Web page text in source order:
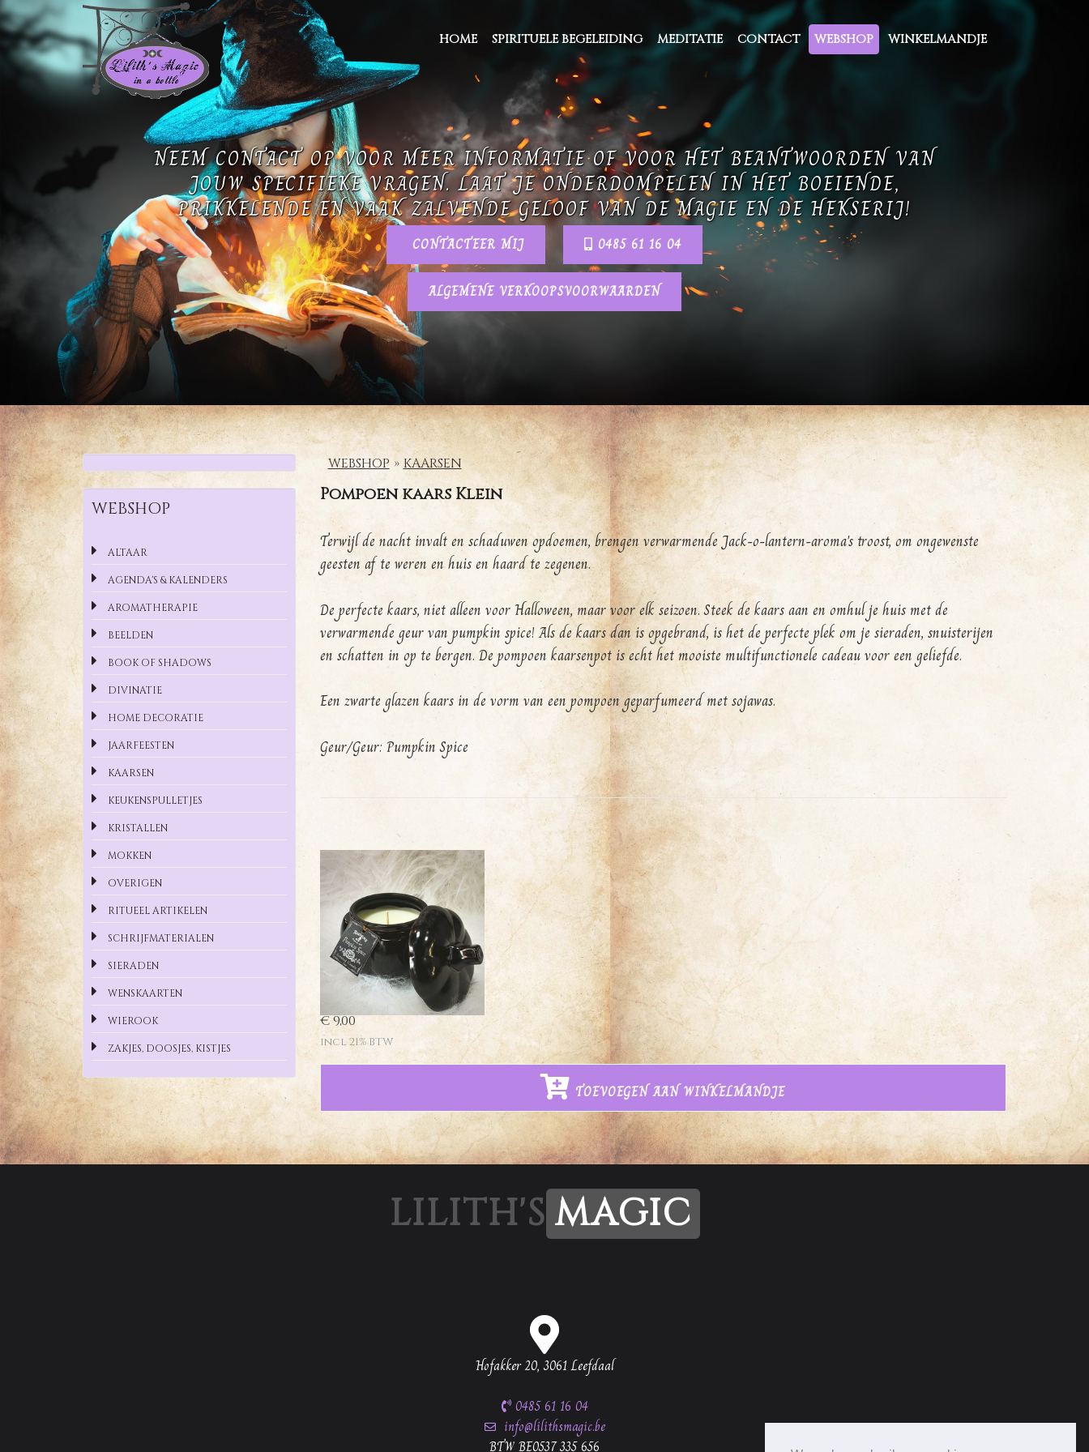
HOME SPIRITUELE BEGELEIDING MEDITATIE CONTACT WEBSHOP WINKELMANDJE
NEEM CONTACT OP VOOR MEER INFORMATIE OF VOOR HET BEANTWOORDEN VAN
JOUW SPECIFIEKE VRAGEN. LAAT JE ONDERDOMPELEN IN HET BOEIENDE,
PRIKKELENDE EN VAAK ZALVENDE GELOOF VAN DE MAGIE EN DE HEKSERIJ!
CONTACTEER MIJ 0485 61 16 04
ALGEMENE VERKOOPSVOORWAARDEN
WEBSHOP KAARSEN
Pompoen kaars Klein
Terwijl de nacht invalt en schaduwen opdoemen, brengen verwarmende Jack-o-lantern-aroma's troost, om ongewenste
geesten af te weren en huis en haard te zegenen.
De perfecte kaars, niet alleen voor Halloween, maar voor elk seizoen. Steek de kaars aan en omhul je huis met de
verwarmende geur van pumpkin spice! Als de kaars dan is opgebrand, is het de perfecte plek om je sieraden, snuisterijen
en schatten in op te bergen. De pompoen kaarsenpot is echt het mooiste multifunctionele cadeau voor een geliefde.
Een zwarte glazen kaars in de vorm van een pompoen geparfumeerd met sojawas.
Geur/Geur: Pumpkin Spice
€ 9,00
incl 21% BTW
TOEVOEGEN AAN WINKELMANDJE
WEBSHOP
ALTAAR
AGENDA'S & KALENDERS
AROMATHERAPIE
BEELDEN
BOOK OF SHADOWS
DIVINATIE
HOME DECORATIE
JAARFEESTEN
KAARSEN
KEUKENSPULLETJES
KRISTALLEN
MOKKEN
OVERIGEN
RITUEEL ARTIKELEN
SCHRIJFMATERIALEN
SIERADEN
WENSKAARTEN
WIEROOK
ZAKJES, DOOSJES, KISTJES
LILITH'S MAGIC
Hofakker 20, 3061 Leefdaal
0485 61 16 04
info@lilithsmagic.be
BTW BE0537 335 656